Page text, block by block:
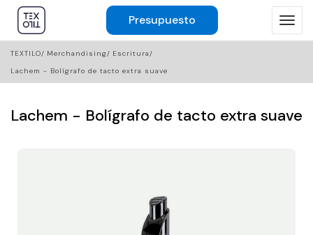
Presupuesto
TEXTILO Merchandising
Escritura
Lachem - Bolígrafo de tacto extra suave
Lachem - Bolígrafo de tacto extra suave